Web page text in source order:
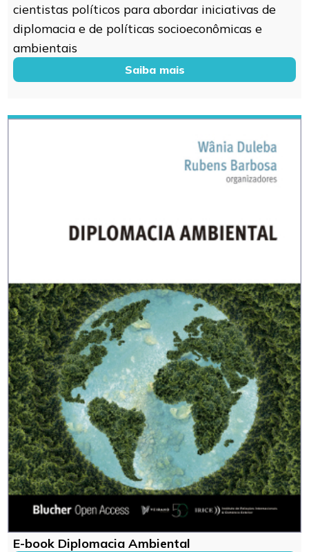
cientistas políticos para abordar iniciativas de
diplomacia e de políticas socioeconômicas e
ambientais
Saiba mais
E-book Diplomacia Ambiental